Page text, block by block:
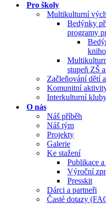
Pro školy
Multikulturní
Bedýnky
programy
stupeň ZŠ
Začleňování dětí
Komunitní
Interkulturní
O nás
Náš příběh
Náš tým
Projekty
Galerie
Ke stažení
Publikace
Výroční
Presskit
Dárci a partneři
Časté dotazy